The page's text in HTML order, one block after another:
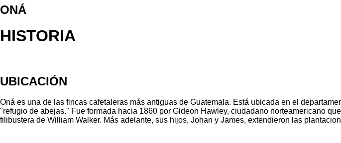
ONÁ
HISTORIA
UBICACIÓN
Oná es una de las fincas cafetaleras más antiguas de Guatemala. Está ubicada en el
"refugio de abejas." Fue formada hacia 1860 por Gideon Hawley, ciudadano norteamericano
filibustera de William Walker. Más adelante, sus hijos, Johan y James, extendieron las